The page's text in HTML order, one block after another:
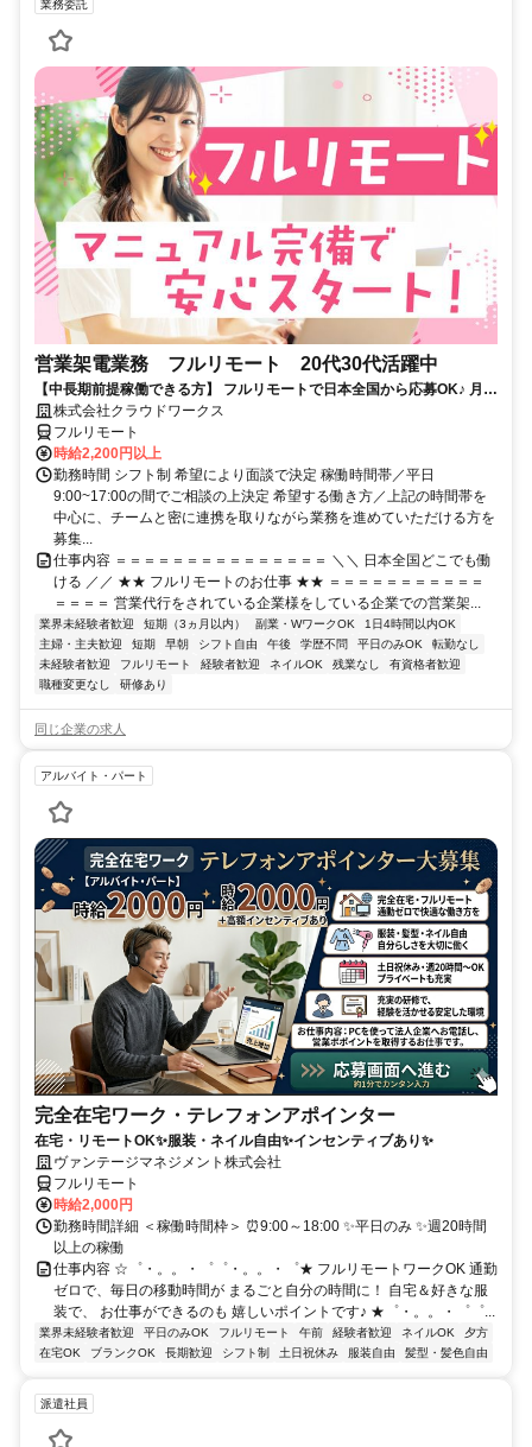
業務委託
営業架電業務 フルリモート 20代30代活躍中
【中長期前提稼働できる方】 フルリモートで日本全国から応募OK♪ 月稼
働40時間で安定収入！
株式会社クラウドワークス
フルリモート
時給2,200円以上
勤務時間 シフト制 希望により面談で決定 稼働時間帯／平日
9:00~17:00の間でご相談の上決定 希望する働き方／上記の時間帯を
中心に、チームと密に連携を取りながら業務を進めていただける方を
募集...
仕事内容 ＝＝＝＝＝＝＝＝＝＝＝＝＝＝＝ ＼＼ 日本全国どこでも働
ける ／／ ★★ フルリモートのお仕事 ★★ ＝＝＝＝＝＝＝＝＝＝＝
＝＝＝＝ 営業代行をされている企業様をしている企業での営業架...
業界未経験者歓迎 短期（3ヵ月以内） 副業・WワークOK
1日4時間以内OK
主婦・主夫歓迎
短期 早朝 シフト自由 午後 学歴不問 平日のみOK
転勤なし
未経験者歓迎
フルリモート 経験者歓迎 ネイルOK 残業なし
有資格者歓迎
職種変更なし
研修あり
同じ企業の求人
アルバイト・パート
完全在宅ワーク・テレフォンアポインター
在宅・リモートOK✨服装・ネイル自由✨インセンティブあり✨
ヴァンテージマネジメント株式会社
フルリモート
時給2,000円
勤務時間詳細 ＜稼働時間枠＞ ⏰9:00～18:00 ✨平日のみ ✨週20時間
以上の稼働
仕事内容 ☆゜・。。・゜゜・。。・゜★ フルリモートワークOK 通勤
ゼロで、毎日の移動時間が まるごと自分の時間に！ 自宅＆好きな服
装で、 お仕事ができるのも 嬉しいポイントです♪ ★゜・。。・゜゜...
業界未経験者歓迎 平日のみOK フルリモート 午前 経験者歓迎 ネイルOK
夕方
在宅OK
ブランクOK 長期歓迎 シフト制 土日祝休み 服装自由 髪型・髪色自由
派遣社員